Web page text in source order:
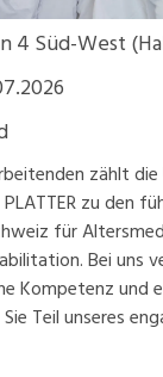
4 Süd-West
zählt die
zu den
für
Bei uns
Kompetenz und
Teil unseres